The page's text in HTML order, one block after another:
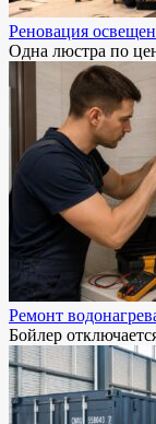
Реновация
Одна люстра по
Ремонт
Бойлер